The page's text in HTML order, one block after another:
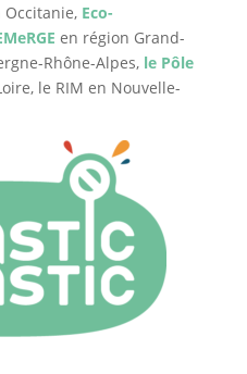
Eco-
en région Grand-
Rhône-Alpes, le Pôle
le RIM en Nouvelle-